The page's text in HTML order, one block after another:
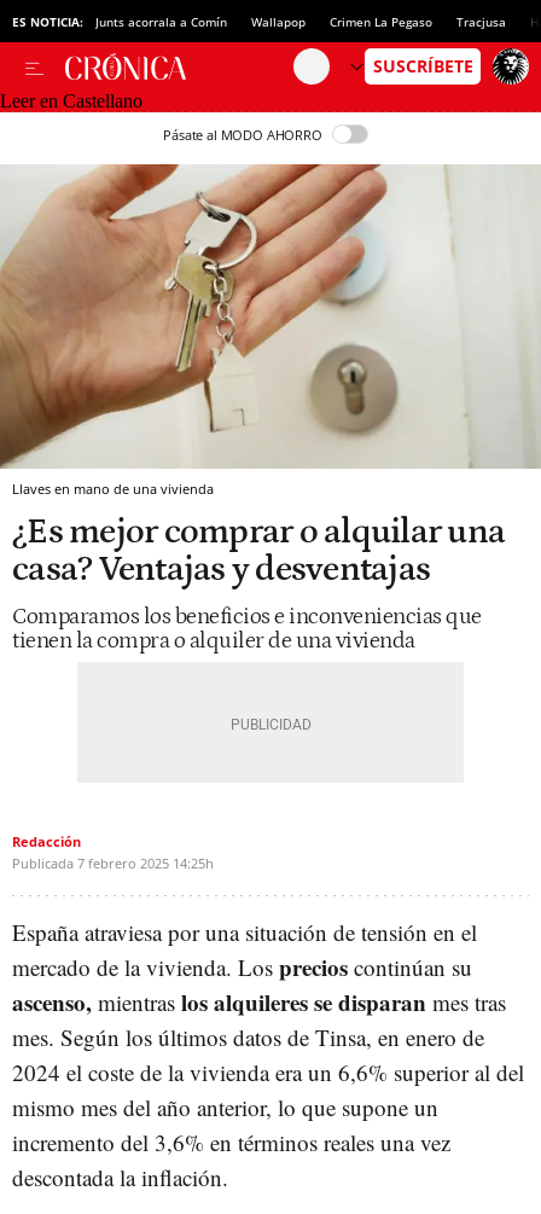
ES NOTICIA: Junts acorrala a Comín Wallapop Crimen La Pegaso Tracjusa
Leer en Castellano
Pásate al MODO AHORRO
Llaves en mano de una vivienda
¿Es mejor comprar o alquilar una
casa? Ventajas y desventajas
Comparamos los beneficios e inconveniencias que
tienen la compra o alquiler de una vivienda
Redacción
Publicada 7 febrero 2025 14:25h
España atraviesa por una situación de tensión en el
mercado de la vivienda. Los precios continúan su
ascenso, mientras los alquileres se disparan mes tras
mes. Según los últimos datos de Tinsa, en enero de
2024 el coste de la vivienda era un 6,6% superior al del
mismo mes del año anterior, lo que supone un
incremento del 3,6% en términos reales una vez
descontada la inflación.